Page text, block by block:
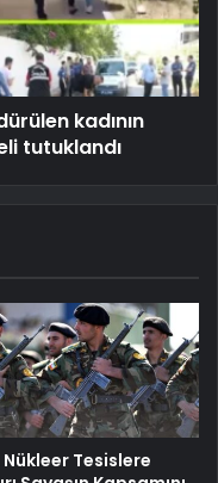
kadının
tutuklandı
Tesislere